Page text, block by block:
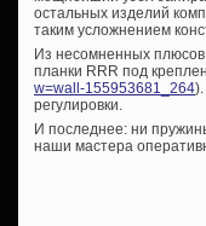
остальных изделий
таким усложнением
Из несомненных
планки RRR под
w=wall-155953681_264
регулировки.
И последнее: ни
наши мастера